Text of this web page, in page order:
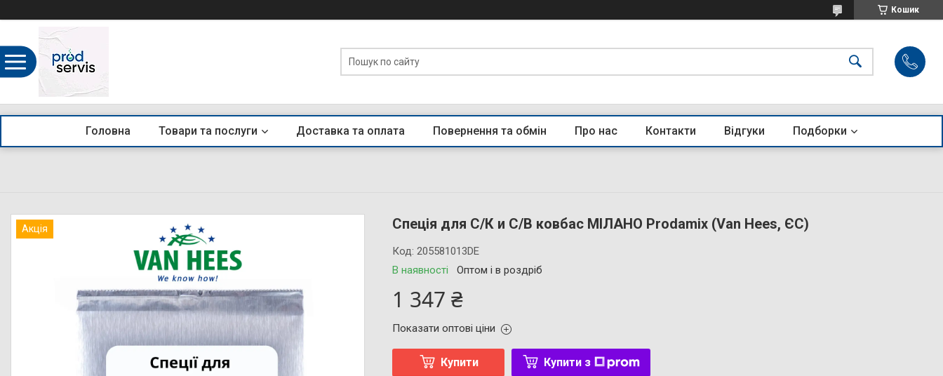
Кошик
Головна Товари та послуги Доставка та оплата Повернення та обмін Про нас Контакти Відгуки Подборки
Акція Спеція для С/К и С/В ковбас МІЛАНО Prodamix (Van Hees, ЄС)
В наявності Оптом і в роздріб
Код:205581013DE
1 347 ₴
Показати оптові ціни
Купити Купити з